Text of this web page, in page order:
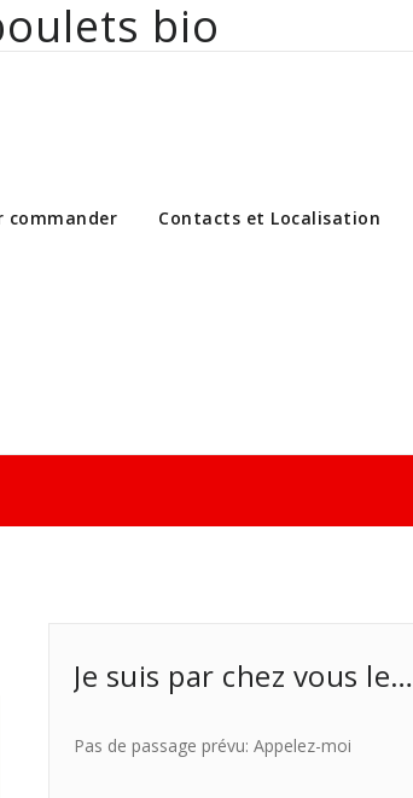
bio
et professionnels
commander Contacts et Localisation
Je suis par chez vous le…
Pas de passage prévu: Appelez-moi